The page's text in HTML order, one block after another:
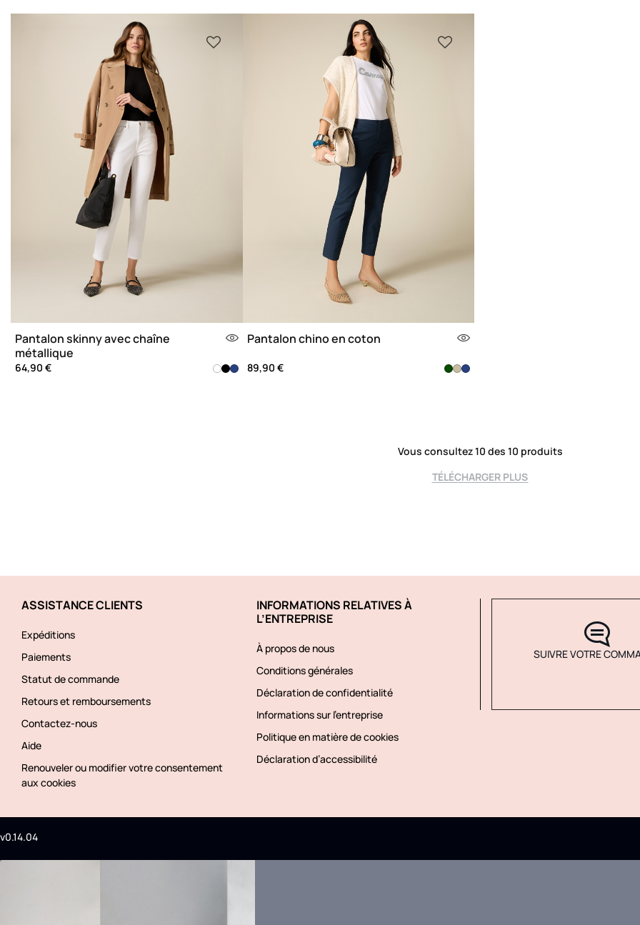
Pantalon skinny avec chaîne
métallique
64,90 €
Pantalon chino en coton
89,90 €
Vous consultez 10 des 10 produits
TÉLÉCHARGER PLUS
ASSISTANCE CLIENTS
Expéditions
Paiements
Statut de commande
Retours et remboursements
Contactez-nous
Aide
Renouveler ou modifier votre consentement
aux cookies
INFORMATIONS RELATIVES À
L’ENTREPRISE
À propos de nous
Conditions générales
Déclaration de confidentialité
Informations sur l'entreprise
Politique en matière de cookies
Déclaration d’accessibilité
SUIVRE VOTRE
v0.14.04